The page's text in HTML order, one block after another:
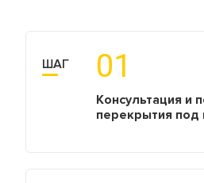
ШАГ 01
Консультация и
перекрытия под